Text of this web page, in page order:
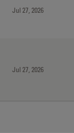
Jul 27, 2026
Jul 27, 2026